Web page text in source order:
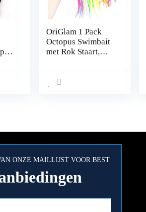
OriGlam 1 Pack
Octopus Swimbait
met Rok Staart,
Lokken,
Zoutwater en
ONZE MAILLIJST VOOR BEST